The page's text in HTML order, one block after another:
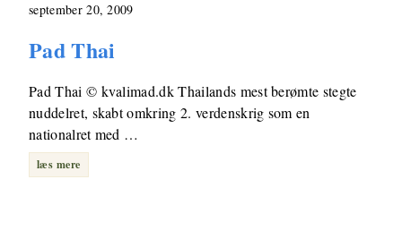
september 20, 2009
Pad Thai
Pad Thai © kvalimad.dk Thailands mest berømte stegte
nuddelret, skabt omkring 2. verdenskrig som en
nationalret med …
læs mere